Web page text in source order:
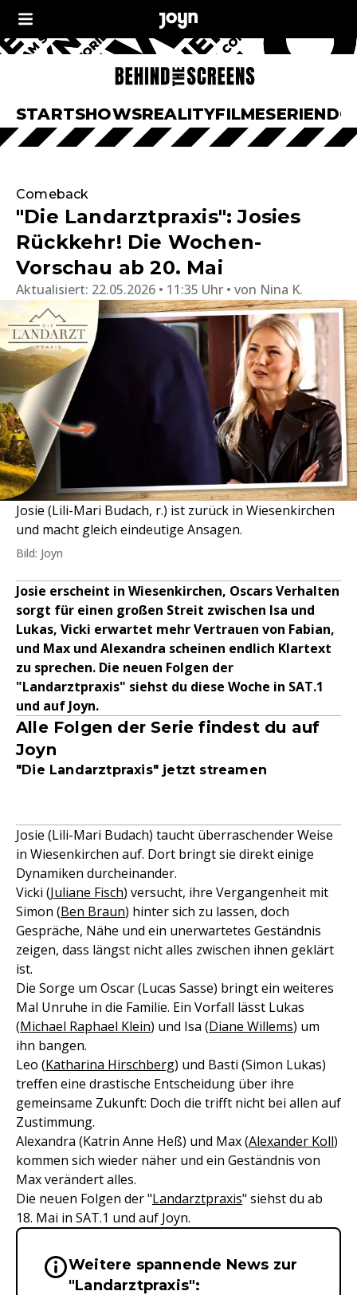
STARTSHOWSREALITYFILMESERIEN
Comeback
"Die Landarztpraxis": Josies
Rückkehr! Die Wochen-
Vorschau ab 20. Mai
Aktualisiert: 22.05.2026 • 11:35 Uhr von Nina K.
Josie (Lili-Mari Budach, r.) ist zurück in Wiesenkirchen
und macht gleich eindeutige Ansagen.
Bild: Joyn
Josie erscheint in Wiesenkirchen, Oscars Verhalten
sorgt für einen großen Streit zwischen Isa und
Lukas, Vicki erwartet mehr Vertrauen von Fabian,
und Max und Alexandra scheinen endlich Klartext
zu sprechen. Die neuen Folgen der
"Landarztpraxis" siehst du diese Woche in SAT.1
und auf Joyn.
Alle Folgen der Serie findest du auf
Joyn
"Die Landarztpraxis" jetzt streamen
Josie (Lili-Mari Budach) taucht überraschender Weise
in Wiesenkirchen auf. Dort bringt sie direkt einige
Dynamiken durcheinander.
Vicki (Juliane Fisch) versucht, ihre Vergangenheit mit
Simon (Ben Braun) hinter sich zu lassen, doch
Gespräche, Nähe und ein unerwartetes Geständnis
zeigen, dass längst nicht alles zwischen ihnen geklärt
ist.
Die Sorge um Oscar (Lucas Sasse) bringt ein weiteres
Mal Unruhe in die Familie. Ein Vorfall lässt Lukas
(Michael Raphael Klein) und Isa (Diane Willems) um
ihn bangen.
Leo (Katharina Hirschberg) und Basti (Simon Lukas)
treffen eine drastische Entscheidung über ihre
gemeinsame Zukunft: Doch die trifft nicht bei allen auf
Zustimmung.
Alexandra (Katrin Anne Heß) und Max (Alexander Koll)
kommen sich wieder näher und ein Geständnis von
Max verändert alles.
Die neuen Folgen der "Landarztpraxis" siehst du ab
18. Mai in SAT.1 und auf Joyn.
Wichtige Hinweise &
Weitere spannende News zur
"Landarztpraxis":